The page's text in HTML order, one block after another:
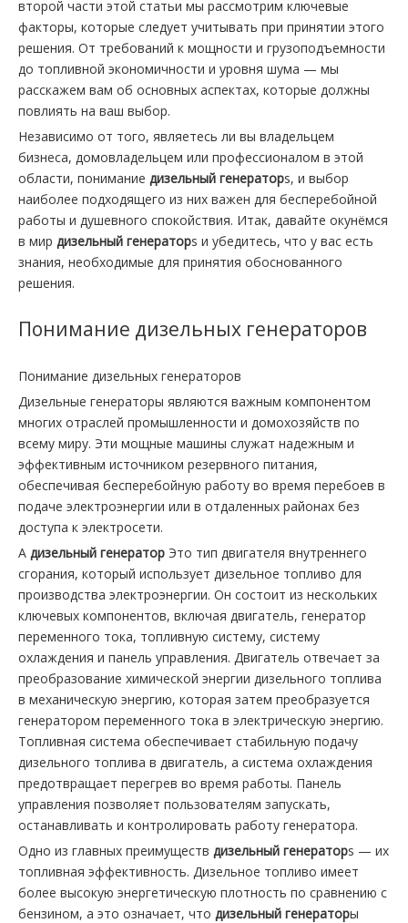
второй части этой статьи мы рассмотрим ключевые
факторы, которые следует учитывать при принятии этого
решения. От требований к мощности и грузоподъемности
до топливной экономичности и уровня шума — мы
расскажем вам об основных аспектах, которые должны
повлиять на ваш выбор.
Независимо от того, являетесь ли вы владельцем
бизнеса, домовладельцем или профессионалом в этой
области, понимание дизельный генераторs, и выбор
наиболее подходящего из них важен для бесперебойной
работы и душевного спокойствия. Итак, давайте окунёмся
в мир дизельный генераторs и убедитесь, что у вас есть
знания, необходимые для принятия обоснованного
решения.
Понимание дизельных генераторов
Понимание дизельных генераторов
Дизельные генераторы являются важным компонентом
многих отраслей промышленности и домохозяйств по
всему миру. Эти мощные машины служат надежным и
эффективным источником резервного питания,
обеспечивая бесперебойную работу во время перебоев в
подаче электроэнергии или в отдаленных районах без
доступа к электросети.
A дизельный генератор Это тип двигателя внутреннего
сгорания, который использует дизельное топливо для
производства электроэнергии. Он состоит из нескольких
ключевых компонентов, включая двигатель, генератор
переменного тока, топливную систему, систему
охлаждения и панель управления. Двигатель отвечает за
преобразование химической энергии дизельного топлива
в механическую энергию, которая затем преобразуется
генератором переменного тока в электрическую энергию.
Топливная система обеспечивает стабильную подачу
дизельного топлива в двигатель, а система охлаждения
предотвращает перегрев во время работы. Панель
управления позволяет пользователям запускать,
останавливать и контролировать работу генератора.
Одно из главных преимуществ дизельный генераторs — их
топливная эффективность. Дизельное топливо имеет
более высокую энергетическую плотность по сравнению с
бензином, а это означает, что дизельный генераторы